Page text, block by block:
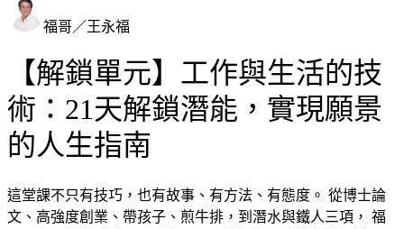
福哥／王永福
【解鎖單元】工作與生活的技
術：21天解鎖潛能，實現願景
的人生指南
這堂課不只有技巧，也有故事、有方法、有態度。 從博士論
文、高強度創業、帶孩子、煎牛排，到潛水與鐵人三項， 福